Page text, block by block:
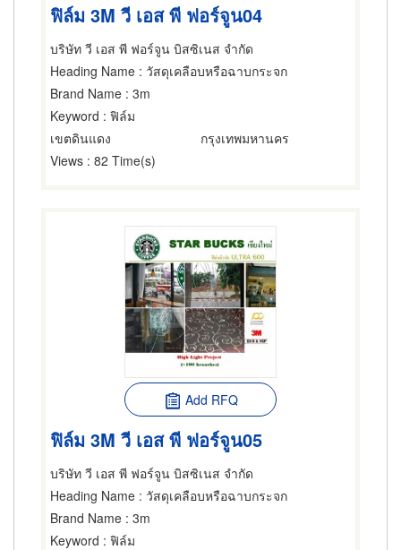
ฟิล์ม 3M วี เอส พี ฟอร์จูน04
บริษัท วี เอส พี ฟอร์จูน บิสซิเนส จำกัด
Heading Name : วัสดุเคลือบหรือฉาบกระจก
Brand Name : 3m
Keyword : ฟิล์ม
เขตดินแดง
กรุงเทพมหานคร
Views : 82 Time(s)
Add RFQ
ฟิล์ม 3M วี เอส พี ฟอร์จูน05
บริษัท วี เอส พี ฟอร์จูน บิสซิเนส จำกัด
Heading Name : วัสดุเคลือบหรือฉาบกระจก
Brand Name : 3m
Keyword : ฟิล์ม